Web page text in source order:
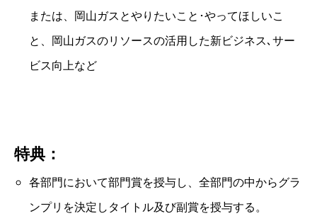
または、岡山ガスとやりたいこと･やってほしいこ
と、岡山ガスのリソースの活用した新ビジネス､サー
ビス向上など
特典：
各部門において部門賞を授与し、全部門の中からグラ
ンプリを決定しタイトル及び副賞を授与する。